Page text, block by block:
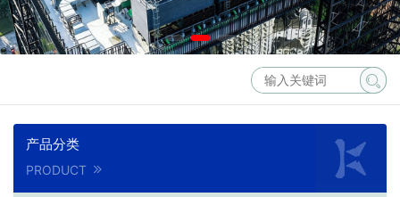
产品分类
PRODUCT